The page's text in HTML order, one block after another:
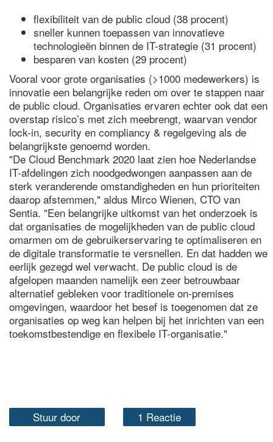
flexibiliteit van de public cloud (38 procent)
sneller kunnen toepassen van innovatieve
technologieën binnen de IT-strategie (31 procent)
besparen van kosten (29 procent)
Vooral voor grote organisaties (>1000 medewerkers) is
innovatie een belangrijke reden om over te stappen naar
de public cloud. Organisaties ervaren echter ook dat een
overstap risico’s met zich meebrengt, waarvan vendor
lock-in, security en compliancy & regelgeving als de
belangrijkste genoemd worden.
"De Cloud Benchmark 2020 laat zien hoe Nederlandse
IT-afdelingen zich noodgedwongen aanpassen aan de
sterk veranderende omstandigheden en hun prioriteiten
daarop afstemmen," aldus Mirco Wienen, CTO van
Sentia. "Een belangrijke uitkomst van het onderzoek is
dat organisaties de mogelijkheden van de public cloud
omarmen om de gebruikerservaring te optimaliseren en
de digitale transformatie te versnellen. En dat hadden we
eerlijk gezegd wel verwacht. De public cloud is de
afgelopen maanden namelijk een zeer betrouwbaar
alternatief gebleken voor traditionele on-premises
omgevingen, waardoor het besef is toegenomen dat ze
organisaties op weg kan helpen bij het inrichten van een
toekomstbestendige en flexibele IT-organisatie."
Stuur door 1 Reactie